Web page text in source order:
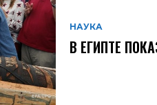
НАУКА
В ЕГИПТЕ